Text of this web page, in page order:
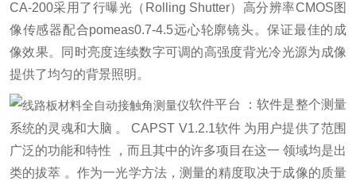
CA-200采用了行曝光（Rolling Shutter）高分辨率CMOS图
像传感器配合pomeas0.7-4.5远心轮廓镜头。保证最佳的成
像效果。同时亮度连续数字可调的高强度背光冷光源为成像
提供了均匀的背景照明。
软件平台 ：软件是整个测量
系统的灵魂和大脑 。 CAPST V1.2.1软件 为用户提供了范围
广泛的功能和特性 ，而且其中的许多项目在这一 领域均是出
类的拔萃 。作为一光学方法，测量的精度取决于成像的质量